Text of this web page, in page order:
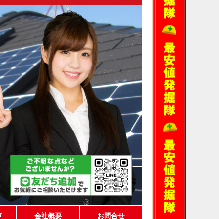
会社概要 お問合せ